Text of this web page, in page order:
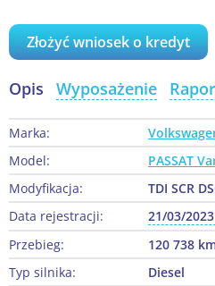
Złożyć wniosek o kredyt
Opis Wyposażenie
Marka:
Model:
PASSAT
Modyfikacja:
TDI SCR
Data rejestracji:
21/03/2023
Przebieg:
120 738
Typ silnika:
Diesel